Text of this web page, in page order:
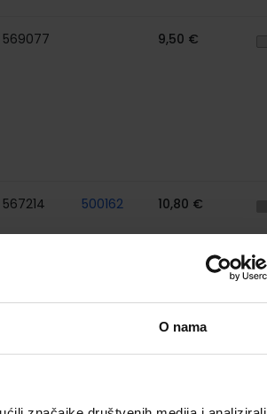
O nama
569077 9,50 €
567214 500162 10,80 €
567215 500744 11,50 €